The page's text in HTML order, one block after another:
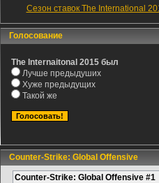
Сезон ставок The International
Голосование
The Internaitonal 2015 был
Лучше предыдуших
Хуже предыдущих
Такой же
Counter-Strike: Global Offensive
Counter-Strike: Global Offensive #1